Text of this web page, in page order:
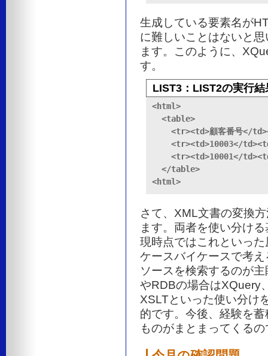
生成している要素名が
に難しいことはないと
ます。このように、
す。
LIST3：LIST2の実行結
<html>
  <table>
<tr><td>顧客番号</
<tr><td>10003</
<tr><td>10001</
  </table>
<html>
さて、XML文書の変換
ます。両者を使い分け
現時点ではこれといっ
ケースバイケースで考
ソースを検索するのが
やRDBの場合はXQuery
XSLTといった使い分け
的です。今後、経験を
ものがまとまってくる